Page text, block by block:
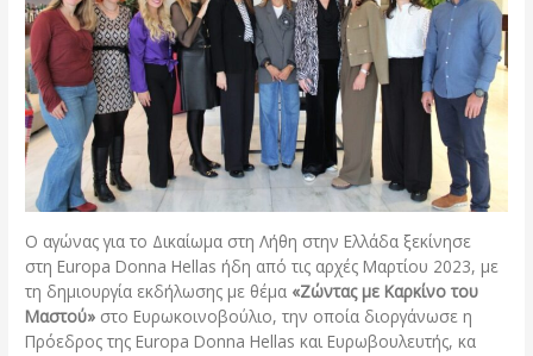
Ο αγώνας για το Δικαίωμα στη Λήθη στην Ελλάδα ξεκίνησε
στη Europa Donna Hellas ήδη από τις αρχές Μαρτίου 2023, με
τη δημιουργία εκδήλωσης με θέμα «Ζώντας με Καρκίνο του
Μαστού» στο Ευρωκοινοβούλιο, την οποία διοργάνωσε η
Πρόεδρος της Europa Donna Hellas και Ευρωβουλευτής, κα